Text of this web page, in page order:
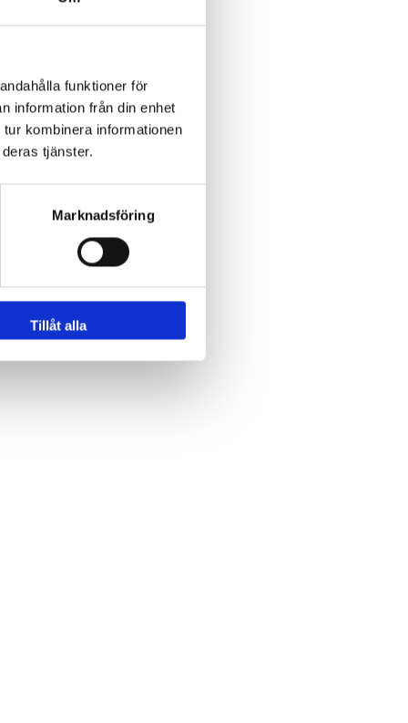
funktioner för
information från din enhet
kombinera informationen
tjänster.
Marknadsföring
Tillåt alla